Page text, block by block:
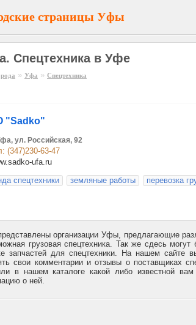
страницы Уфы
Спецтехника в Уфе
» Уфа » Спецтехника
"Sadko"
ул. Российская, 92
(347)230-63-47
ufa.ru
спецтехники
земляные работы перевозка
организации Уфы, предлагающие
грузовая спецтехника. Так же сдесь
запчастей для спецтехники. На нашем
свои комментарии и отзывы о поставщиках
в нашем каталоге какой либо известной
о ней.